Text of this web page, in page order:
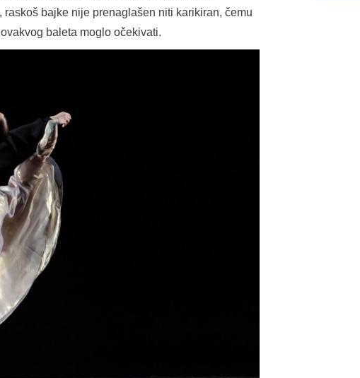
bajke nije prenaglašen niti karikiran, čemu
baleta moglo očekivati.